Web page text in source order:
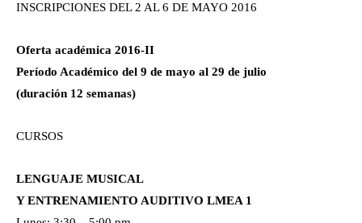
INSCRIPCIONES DEL 2 AL 6 DE MAYO 2016
Oferta académica 2016-II
Período Académico del 9 de mayo al 29 de julio
(duración 12 semanas)
CURSOS
LENGUAJE MUSICAL
Y ENTRENAMIENTO AUDITIVO LMEA 1